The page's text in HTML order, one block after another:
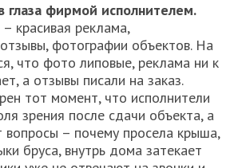
глаза фирмой исполнителем.
красивая реклама,
фотографии объектов. На
что фото липовые, реклама ни к
а отзывы писали на заказ.
тот момент, что исполнители
зрения после сдачи объекта, а
вопросы – почему просела крыша,
бруса, внутрь дома затекает